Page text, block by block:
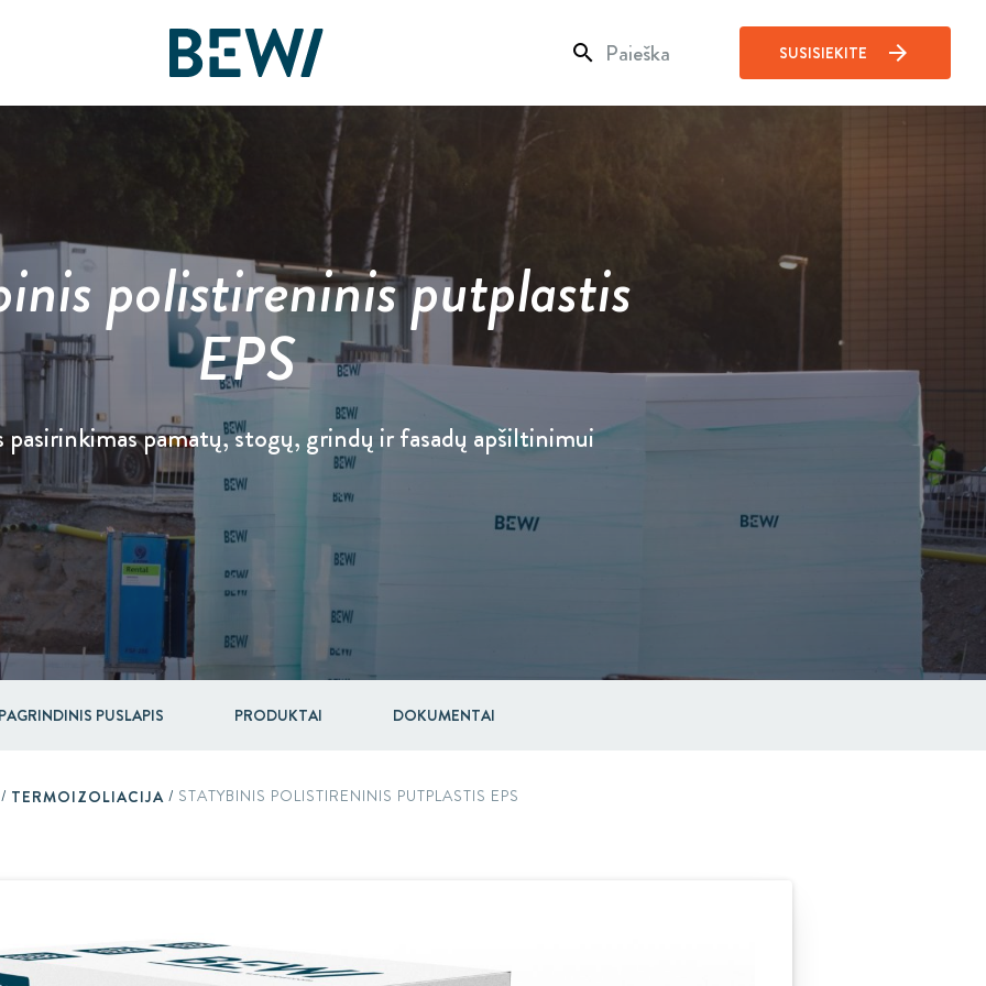
Sprendimai ir veiklos sritys
ATRASKITE BEWI
Termoizoliacija
Daugiasluoksnės plokštės
Pakuotės
RAW
Akcininkai
Ataskaitos ir pristatymai
Finansai
Valdymas
Įsigijimai ir investicijos
search SUSISIEKITE arrow_forward
polistireninis putplastis
EPS
pasirinkimas pamatų, stogų, grindų ir fasadų apšiltinimui
PUSLAPIS PRODUKTAI DOKUMENTAI
/ TERMOIZOLIACIJA / STATYBINIS POLISTIRENINIS PUTPLASTIS EPS